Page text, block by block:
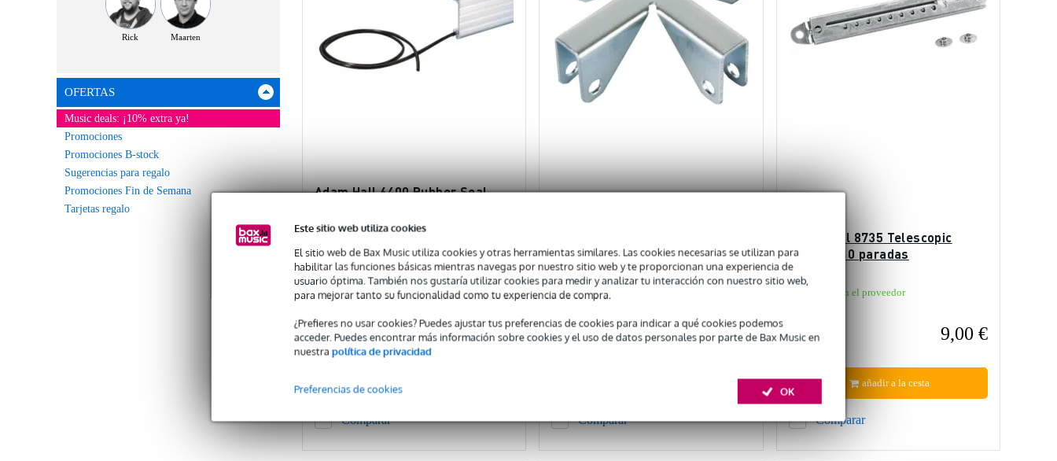
Este sitio web utiliza cookies
El sitio web de Bax Music utiliza cookies y otras herramientas similares. Las cookies necesarias se utilizan para
habilitar las funciones básicas mientras navegas por nuestro sitio web y te proporcionan una experiencia de
usuario óptima. También nos gustaría utilizar cookies para medir y analizar tu interacción con nuestro sitio web,
para mejorar tanto su funcionalidad como tu experiencia de compra.
¿Prefieres no usar cookies? Puedes ajustar tus preferencias de cookies para indicar a qué cookies podemos
acceder. Puedes encontrar más información sobre cookies y el uso de datos personales por parte de Bax Music en
nuestra política de privacidad
OK
Preferencias de cookies
Rick Maarten
OFERTAS
Music deals: ¡10% extra ya!
Promociones
Promociones B-stock
Sugerencias para regalo
Promociones Fin de Semana
Tarjetas regalo
Adam Hall 6400 Rubber Seal
3 mm
10% DTO EXTRA CON EL CÓDIGO:
EXTRA10
Disponible
PVP
1,45 €
0,42 €
Comparar
añadir a la cesta
tabiques 9,2 mm
En stock en el proveedor
PVP
2,47 €
1,40 €
Comparar
Adam Hall 8735 Telescopic
Support 10 paradas
En stock en el proveedor
15,50 €
9,00 €
Comparar
añadir a la cesta